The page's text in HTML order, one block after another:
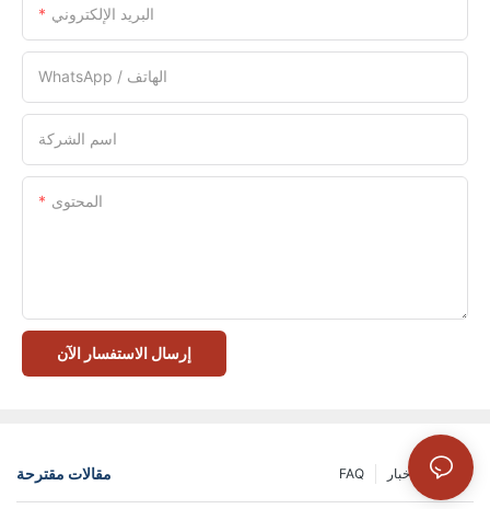
البريد الإلكتروني
WhatsApp / الهاتف
اسم الشركة
المحتوى
إرسال الاستفسار الآن
مقالات مقترحة الحل أخبار FAQ